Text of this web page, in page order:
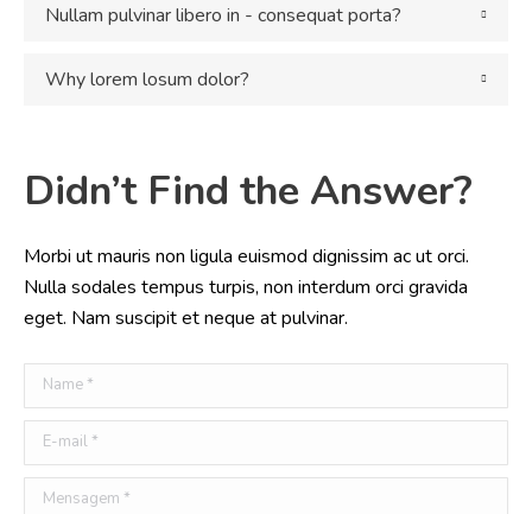
Nullam pulvinar libero in - consequat porta?
Why lorem losum dolor?
Didn’t Find the Answer?
Morbi ut mauris non ligula euismod dignissim ac ut orci.
Nulla sodales tempus turpis, non interdum orci gravida
eget. Nam suscipit et neque at pulvinar.
Name *
E-mail *
Mensagem *